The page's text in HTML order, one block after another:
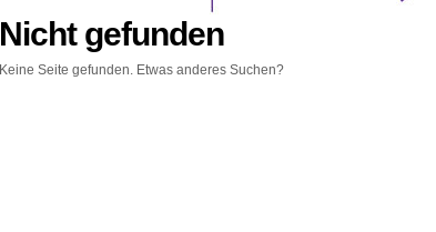
Nicht gefunden
Keine Seite gefunden. Etwas anderes Suchen?